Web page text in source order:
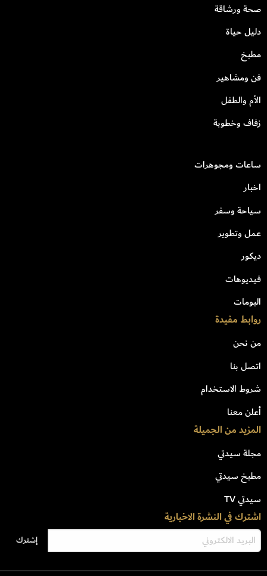
صحة ورشاقة
دليل حياة
مطبخ
فن ومشاهير
الأم والطفل
زفاف وخطوبة
ساعات ومجوهرات
اخبار
سياحة وسفر
عمل وتطوير
ديكور
فيديوهات
البومات
روابط مفيدة
من نحن
اتصل بنا
شروط الاستخدام
أعلن معنا
المزيد من الجميلة
مجلة سيدتي
مطبخ سيدتي
سيدتي TV
اشترك في النشرة الاخبارية